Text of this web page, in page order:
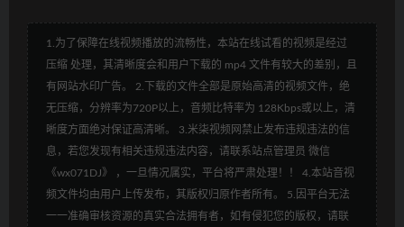
1.为了保障在线视频播放的流畅性，本站在线试看的视频是经过
压缩 处理，其清晰度会和用户下载的 mp4 文件有较大的差别，且
有网站水印广告。 2.下载的文件全部是原始高清的视频文件，绝
无压缩，分辨率为720P以上，音频比特率为 128Kbps或以上，清
晰度方面绝对保证高清晰。 3.米柒视频网禁止发布违规违法的信
息，若您发现有相关违规违法内容，请联系站点管理员 微信
《wx071DJ》 ，一旦情况属实，平台将严肃处理！！ 4.本站音视
频文件均由用户上传发布，其版权归原作者所有。 5.因平台无法
一一准确审核资源的真实合法拥有者，如有侵犯您的版权，请联